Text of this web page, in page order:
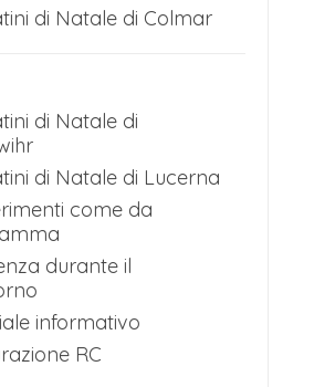
in pullman alla volta della
di rientro, di per se
non molto lungo,
con le rispettive città
c’è modo e tempo per
e quindi
il viaggio,
di Natale di Colmar
di Natale di
di Natale di Lucerna
come da
durante il
informativo
RC